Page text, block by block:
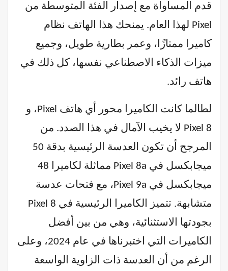
قدم المساواة مع إصدار الفئة المتوسطة من
Pixel لهذا العام. يمنحك هذا الهاتف نظام
كاميرا ممتازًا، وعمر بطارية طويل، وجميع
ميزات الذكاء الاصطناعي نفسها، كل ذلك في
هاتف رائد.
لطالما كانت الكاميرا محور أي هاتف Pixel، و
Pixel 8 لا يخيب الآمال في هذا الصدد. من
المرجح أن تكون العدسة الرئيسية بدقة 50
ميجابكسل في Pixel 8a مماثلة لكاميرا 48
ميجابكسل في Pixel 9a، مع فتحات عدسة
متشابهة. تتميز الكاميرا الرئيسية في Pixel 8
بجودتها الاستثنائية، وهي من بين أفضل
الكاميرات التي اختبرناها في عام 2024، وعلى
الرغم من أن العدسة ذات الزاوية الواسعة